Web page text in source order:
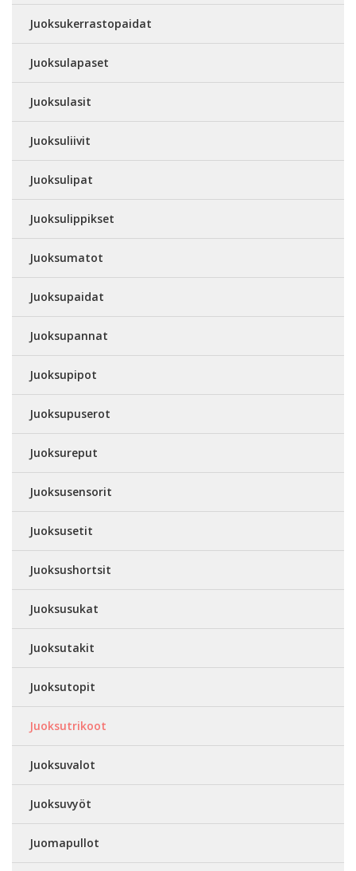
Juoksukerrastopaidat
Juoksulapaset
Juoksulasit
Juoksuliivit
Juoksulipat
Juoksulippikset
Juoksumatot
Juoksupaidat
Juoksupannat
Juoksupipot
Juoksupuserot
Juoksureput
Juoksusensorit
Juoksusetit
Juoksushortsit
Juoksusukat
Juoksutakit
Juoksutopit
Juoksutrikoot
Juoksuvalot
Juoksuvyöt
Juomapullot